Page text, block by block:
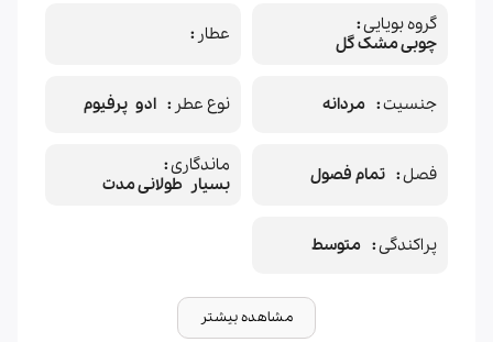
گروه بویایی
چوبی مشک گل
عطار
جنسیت مردانه نوع عطر ادو پرفیوم
فصل تمام فصول
ماندگاری
بسیار طولانی مدت
پراکندگی متوسط
مشاهده بیشتر